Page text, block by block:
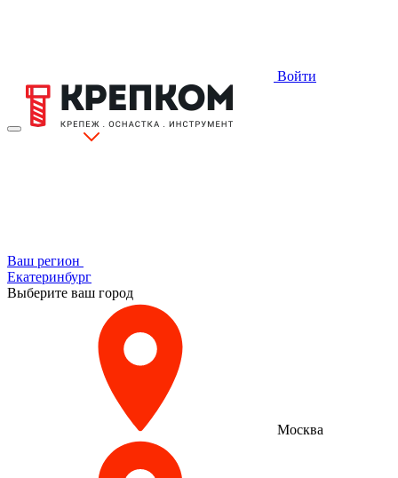
Войти
Ваш регион
Екатеринбург
Выберите ваш город
Москва